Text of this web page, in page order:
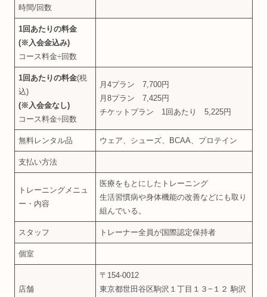
時間/回数
1回あたりの料金
(※入会金込み)
コース料金÷回数
1回あたりの料金(税
込)
(※入会金なし)
コース料金÷回数
月4プラン 7,700円
月8プラン 7,425円
チケットプラン 1回あたり 5,225円
無料レンタル品 ウェア、シューズ、BCAA、プロテイン
支払い方法
トレーニングメニュ
ー・内容
医療をもとにしたトレーニング
生活習慣病や身体機能の改善などにも取り
組んでいる。
スタッフ トレーナー全員が国際認定保持者
個室
店舗
〒154-0012
東京都世田谷区駒沢１丁目１３−１２ 駒沢